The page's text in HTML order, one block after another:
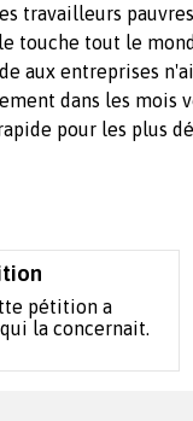
travailleurs
touche tout le
aux entreprises
dans les mois
pour les plus
pétition a
la concernait.